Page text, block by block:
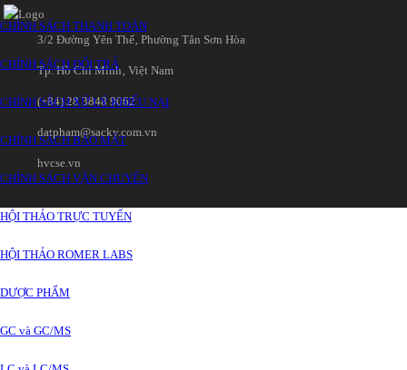
CHÍNH SÁCH THANH TOÁN
CHÍNH SÁCH ĐỔI TRẢ
CHÍNH SÁCH XỬ LÝ KHIẾU NẠI
CHÍNH SÁCH BẢO MẬT
CHÍNH SÁCH VẬN CHUYỂN
HỘI THẢO TRỰC TUYẾN
HỘI THẢO ROMER LABS
DƯỢC PHẨM
GC và GC/MS
3/2 Đường Yên Thế‚ Phường Tân Sơn Hòa
Tp. Hồ Chí Minh‚ Việt Nam
(+84) 28 3848 9062
datpham@sacky.com.vn
hvcse.vn